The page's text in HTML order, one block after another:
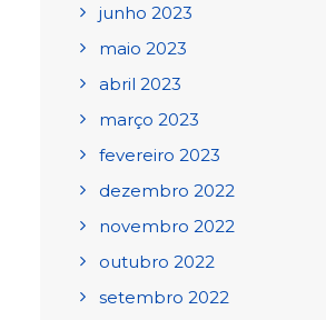
junho 2023
maio 2023
abril 2023
março 2023
fevereiro 2023
dezembro 2022
novembro 2022
outubro 2022
setembro 2022